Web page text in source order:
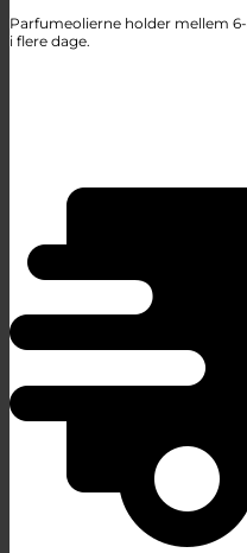
Parfumeolierne holder mellem
i flere dage.